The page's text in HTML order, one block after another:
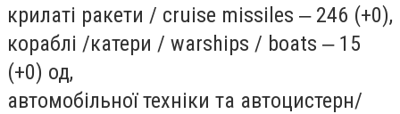
крилаті ракети / cruise missiles ‒ 246 (+0),
кораблі /катери / warships / boats ‒ 15
(+0) од,
автомобільної техніки та автоцистерн/